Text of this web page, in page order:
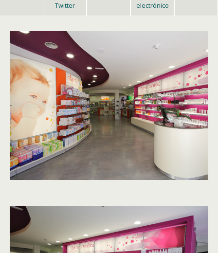
Twitter
electrónico